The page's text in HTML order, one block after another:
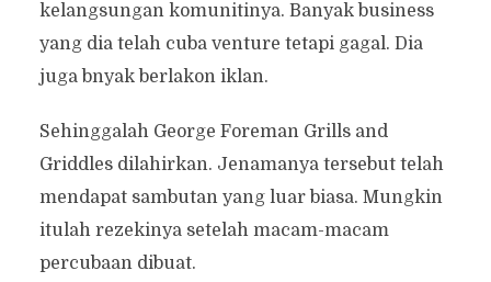
kelangsungan komunitinya. Banyak business
yang dia telah cuba venture tetapi gagal. Dia
juga bnyak berlakon iklan.
Sehinggalah George Foreman Grills and
Griddles dilahirkan. Jenamanya tersebut telah
mendapat sambutan yang luar biasa. Mungkin
itulah rezekinya setelah macam-macam
percubaan dibuat.